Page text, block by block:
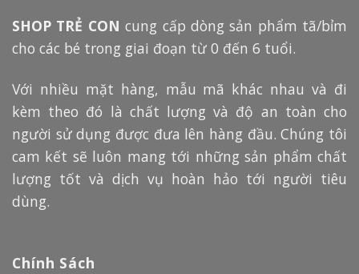
SHOP TRẺ CON cung cấp dòng sản phẩm tã/bỉm
cho các bé trong giai đoạn từ 0 đến 6 tuổi.
Với nhiều mặt hàng, mẫu mã khác nhau và đi
kèm theo đó là chất lượng và độ an toàn cho
người sử dụng được đưa lên hàng đầu. Chúng tôi
cam kết sẽ luôn mang tới những sản phẩm chất
lượng tốt và dịch vụ hoàn hảo tới người tiêu
dùng.
Chính Sách